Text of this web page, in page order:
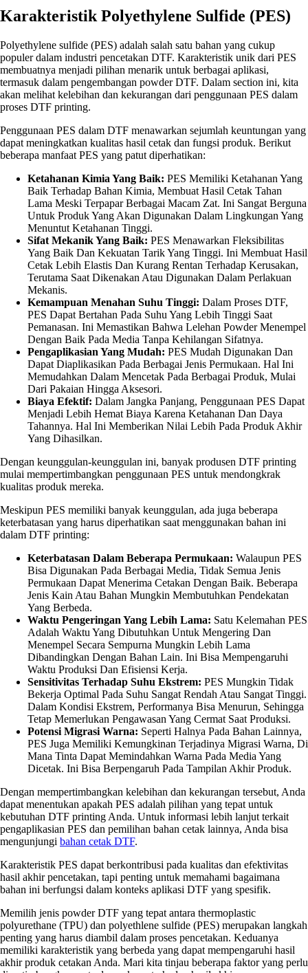
Karakteristik Polyethylene Sulfide (PES)
Polyethylene sulfide (PES) adalah salah satu bahan yang cukup
populer dalam industri pencetakan DTF. Karakteristik unik dari PES
membuatnya menjadi pilihan menarik untuk berbagai aplikasi,
termasuk dalam pengembangan powder DTF. Dalam section ini, kita
akan melihat kelebihan dan kekurangan dari penggunaan PES dalam
proses DTF printing.
Penggunaan PES dalam DTF menawarkan sejumlah keuntungan yang
dapat meningkatkan kualitas hasil cetak dan fungsi produk. Berikut
beberapa manfaat PES yang patut diperhatikan:
Ketahanan Kimia Yang Baik: PES Memiliki Ketahanan Yang
Baik Terhadap Bahan Kimia, Membuat Hasil Cetak Tahan
Lama Meski Terpapar Berbagai Macam Zat. Ini Sangat Berguna
Untuk Produk Yang Akan Digunakan Dalam Lingkungan Yang
Menuntut Ketahanan Tinggi.
Sifat Mekanik Yang Baik: PES Menawarkan Fleksibilitas
Yang Baik Dan Kekuatan Tarik Yang Tinggi. Ini Membuat Hasil
Cetak Lebih Elastis Dan Kurang Rentan Terhadap Kerusakan,
Terutama Saat Dikenakan Atau Digunakan Dalam Perlakuan
Mekanis.
Kemampuan Menahan Suhu Tinggi: Dalam Proses DTF,
PES Dapat Bertahan Pada Suhu Yang Lebih Tinggi Saat
Pemanasan. Ini Memastikan Bahwa Lelehan Powder Menempel
Dengan Baik Pada Media Tanpa Kehilangan Sifatnya.
Pengaplikasian Yang Mudah: PES Mudah Digunakan Dan
Dapat Diaplikasikan Pada Berbagai Jenis Permukaan. Hal Ini
Memudahkan Dalam Mencetak Pada Berbagai Produk, Mulai
Dari Pakaian Hingga Aksesori.
Biaya Efektif: Dalam Jangka Panjang, Penggunaan PES Dapat
Menjadi Lebih Hemat Biaya Karena Ketahanan Dan Daya
Tahannya. Hal Ini Memberikan Nilai Lebih Pada Produk Akhir
Yang Dihasilkan.
Dengan keunggulan-keunggulan ini, banyak produsen DTF printing
mulai mempertimbangkan penggunaan PES untuk mendongkrak
kualitas produk mereka.
Meskipun PES memiliki banyak keunggulan, ada juga beberapa
keterbatasan yang harus diperhatikan saat menggunakan bahan ini
dalam DTF printing:
Keterbatasan Dalam Beberapa Permukaan: Walaupun PES
Bisa Digunakan Pada Berbagai Media, Tidak Semua Jenis
Permukaan Dapat Menerima Cetakan Dengan Baik. Beberapa
Jenis Kain Atau Bahan Mungkin Membutuhkan Pendekatan
Yang Berbeda.
Waktu Pengeringan Yang Lebih Lama: Satu Kelemahan PES
Adalah Waktu Yang Dibutuhkan Untuk Mengering Dan
Menempel Secara Sempurna Mungkin Lebih Lama
Dibandingkan Dengan Bahan Lain. Ini Bisa Mempengaruhi
Waktu Produksi Dan Efisiensi Kerja.
Sensitivitas Terhadap Suhu Ekstrem: PES Mungkin Tidak
Bekerja Optimal Pada Suhu Sangat Rendah Atau Sangat Tinggi.
Dalam Kondisi Ekstrem, Performanya Bisa Menurun, Sehingga
Tetap Memerlukan Pengawasan Yang Cermat Saat Produksi.
Potensi Migrasi Warna: Seperti Halnya Pada Bahan Lainnya,
PES Juga Memiliki Kemungkinan Terjadinya Migrasi Warna, Di
Mana Tinta Dapat Memindahkan Warna Pada Media Yang
Dicetak. Ini Bisa Berpengaruh Pada Tampilan Akhir Produk.
Dengan mempertimbangkan kelebihan dan kekurangan tersebut, Anda
dapat menentukan apakah PES adalah pilihan yang tepat untuk
kebutuhan DTF printing Anda. Untuk informasi lebih lanjut terkait
pengaplikasian PES dan pemilihan bahan cetak lainnya, Anda bisa
mengunjungi bahan cetak DTF.
Karakteristik PES dapat berkontribusi pada kualitas dan efektivitas
hasil akhir pencetakan, tapi penting untuk memahami bagaimana
bahan ini berfungsi dalam konteks aplikasi DTF yang spesifik.
Memilih jenis powder DTF yang tepat antara thermoplastic
polyurethane (TPU) dan polyethlene sulfide (PES) merupakan langkah
penting yang harus diambil dalam proses pencetakan. Keduanya
memiliki karakteristik yang berbeda yang dapat mempengaruhi hasil
akhir produk cetakan Anda. Mari kita tinjau beberapa faktor yang perlu